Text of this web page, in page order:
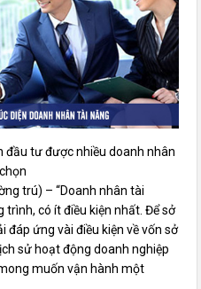
đầu tư được nhiều doanh nhân
trú) – “Doanh nhân tài
trình, có ít điều kiện nhất. Để sở
đáp ứng vài điều kiện về vốn sở
sử hoạt động doanh nghiệp
muốn vận hành một